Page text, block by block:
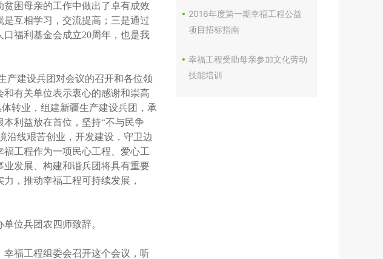
困母亲的工作中做出了卓有成效
互相学习，交流提高；三是通过
福利基金会成立20周年，也是我
建设兵团对会议的召开和各位领
有关单位表示衷心的感谢和崇高
转业，组建新疆生产建设兵团，承
利益放在首位，坚持“不与民争
沿线艰苦创业，开发建设，守卫边
工程作为一项民心工程、爱心工
发展、构建和谐兵团将具有重要
，推动幸福工程可持续发展，
位兵团农四师致辞。
福工程组委会召开这个会议，听
2016年度第一期幸福工程公益
项目招标指南
幸福工程受助母亲参加文化劳动
技能培训